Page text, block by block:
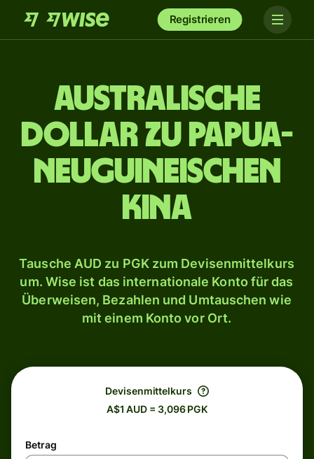
Registrieren
Australische
Dollar zu papua-
neuguineischen
Kina
Tausche AUD zu PGK zum Devisenmittelkurs
um. Wise ist das internationale Konto für das
Überweisen, Bezahlen und Umtauschen wie
mit einem Konto vor Ort.
Devisenmittelkurs
A$1 AUD = 3,096 PGK
Betrag